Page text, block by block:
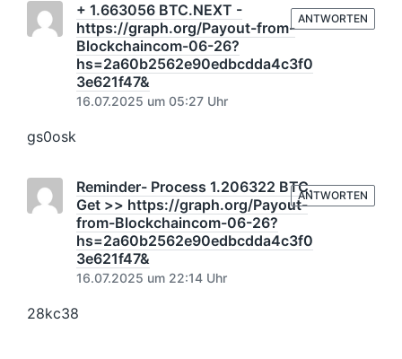
+ 1.663056 BTC.NEXT -
https://graph.org/Payout-from-
Blockchaincom-06-26?
hs=2a60b2562e90edbcdda4c3f0
3e621f47&
16.07.2025 um 05:27 Uhr
gs0osk
ANTWORTEN
Reminder- Process 1.206322 BTC.
Get >> https://graph.org/Payout-
from-Blockchaincom-06-26?
hs=2a60b2562e90edbcdda4c3f0
3e621f47&
16.07.2025 um 22:14 Uhr
28kc38
ANTWORTEN